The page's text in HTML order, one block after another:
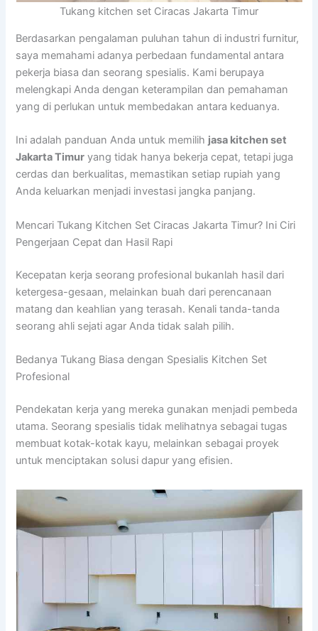
Tukang kitchen set Ciracas Jakarta Timur
Berdasarkan pengalaman puluhan tahun di industri furnitur,
saya memahami adanya perbedaan fundamental antara
pekerja biasa dan seorang spesialis. Kami berupaya
melengkapi Anda dengan keterampilan dan pemahaman
yang di perlukan untuk membedakan antara keduanya.
Ini adalah panduan Anda untuk memilih jasa kitchen set
Jakarta Timur yang tidak hanya bekerja cepat, tetapi juga
cerdas dan berkualitas, memastikan setiap rupiah yang
Anda keluarkan menjadi investasi jangka panjang.
Mencari Tukang Kitchen Set Ciracas Jakarta Timur? Ini Ciri
Pengerjaan Cepat dan Hasil Rapi
Kecepatan kerja seorang profesional bukanlah hasil dari
ketergesa-gesaan, melainkan buah dari perencanaan
matang dan keahlian yang terasah. Kenali tanda-tanda
seorang ahli sejati agar Anda tidak salah pilih.
Bedanya Tukang Biasa dengan Spesialis Kitchen Set
Profesional
Pendekatan kerja yang mereka gunakan menjadi pembeda
utama. Seorang spesialis tidak melihatnya sebagai tugas
membuat kotak-kotak kayu, melainkan sebagai proyek
untuk menciptakan solusi dapur yang efisien.